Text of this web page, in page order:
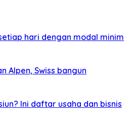
hari dengan modal minim
Alpen, Swiss bangun
Ini daftar usaha dan bisnis